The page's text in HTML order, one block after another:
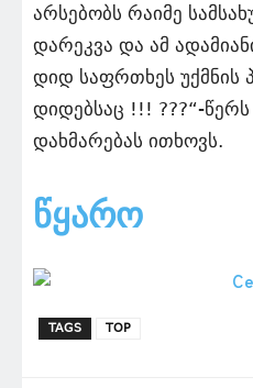
არსებობს რაიმე
დარეკვა და ამ
დიდ საფრთხეს უქმნის
დიდებსაც !!! ???“-
დახმარებას ითხოვს.
ᲬᲧᲐᲠᲝ
TAGS TOP